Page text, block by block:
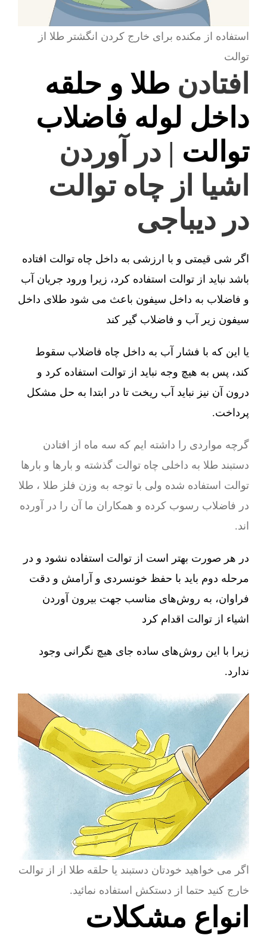
استفاده از مکنده برای خارج کردن انگشتر طلا از
توالت
افتادن طلا و حلقه
داخل لوله فاضلاب
توالت | در آوردن
اشیا از چاه توالت
در دیباجی
اگر شی قیمتی و با ارزشی به داخل چاه توالت افتاده
باشد نباید از توالت استفاده کرد، زیرا ورود جریان آب
و فاضلاب به داخل سیفون باعث می شود طلای داخل
سیفون زیر آب و فاضلاب گیر کند
یا این که با فشار آب به داخل چاه فاضلاب سقوط
کند، پس به هیچ وجه نباید از توالت استفاده کرد و
درون آن نیز نباید آب ریخت تا در ابتدا به حل مشکل
پرداخت.
گرچه مواردی را داشته ایم که سه ماه از افتادن
دستبند طلا به داخلی چاه توالت گذشته و بارها و بارها
توالت استفاده شده ولی با توجه به وزن فلز طلا ، طلا
در فاضلاب رسوب کرده و همکاران ما آن را در آورده
اند.
در هر صورت بهتر است از توالت استفاده نشود و در
مرحله دوم باید با حفظ خونسردی و آرامش و دقت
فراوان، به روش‌های مناسب جهت بیرون آوردن
اشیاء از توالت اقدام کرد
زیرا با این روش‌های ساده جای هیچ نگرانی وجود
ندارد.
اگر می خواهید خودتان دستبند یا حلقه طلا از از توالت
خارج کنید حتما از دستکش استفاده نمائید.
انواع مشکلات